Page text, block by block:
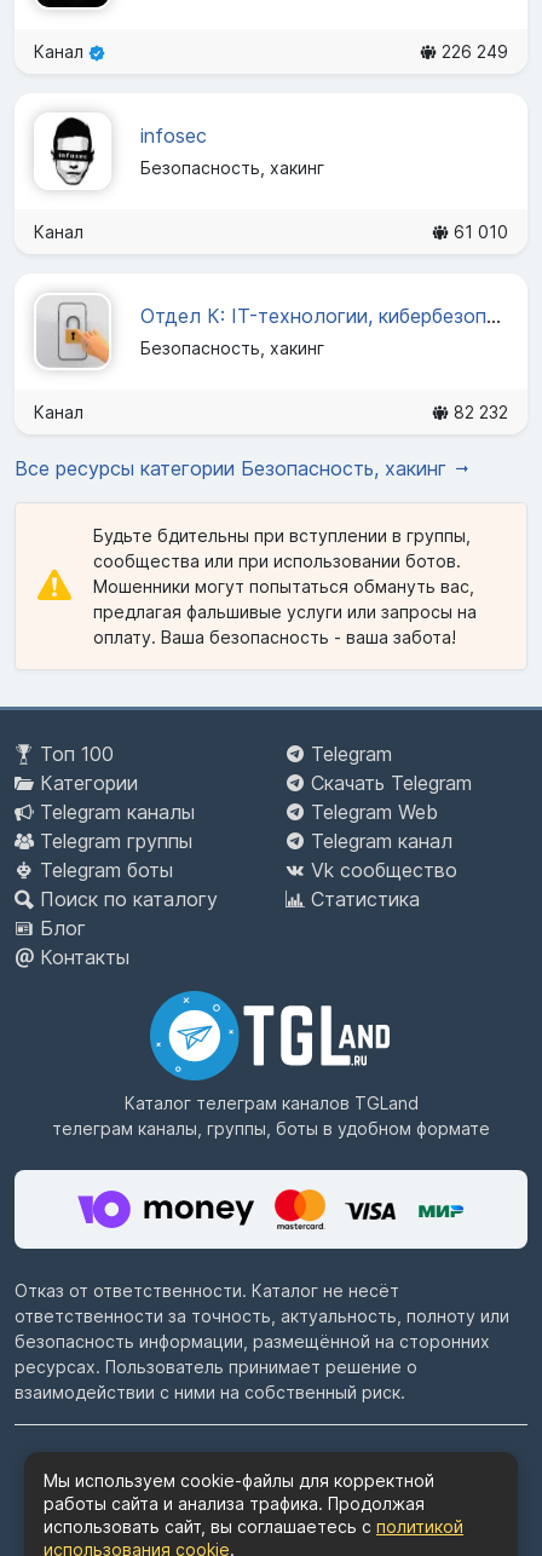
Канал 226 249
infosec
Безопасность, хакинг
Канал 61 010
Отдел К: IT-технологии, кибербезопасность
Безопасность, хакинг
Канал 82 232
Все ресурсы категории Безопасность, хакинг
Будьте бдительны при вступлении в группы,
сообщества или при использовании ботов.
Мошенники могут попытаться обмануть вас,
предлагая фальшивые услуги или запросы на
оплату. Ваша безопасность - ваша забота!
Топ 100
Категории
Telegram каналы
Telegram группы
Telegram боты
Поиск по каталогу
Блог
Контакты
Telegram
Скачать Telegram
Telegram Web
Telegram канал
Vk сообщество
Статистика
Каталог телеграм каналов TGLand
телеграм каналы, группы, боты в удобном формате
Отказ от ответственности. Каталог не несёт
ответственности за точность, актуальность, полноту или
безопасность информации, размещённой на сторонних
ресурсах. Пользователь принимает решение о
взаимодействии с ними на собственный риск.
Пользовательское соглашение
Политика конфиденциальности
Мы используем cookie-файлы для корректной
работы сайта и анализа трафика. Продолжая
использовать сайт, вы соглашаетесь с политикой
использования cookie.